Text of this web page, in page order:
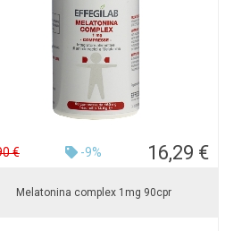
€ -9% 16,29 €
Melatonina complex 1mg 90cpr